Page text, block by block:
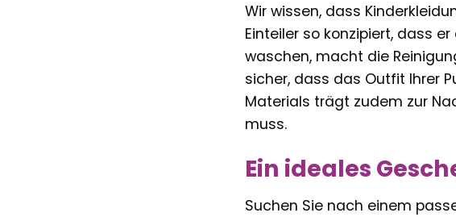
Wir wissen, dass
Einteiler so konzipiert, dass
waschen, macht die
sicher, dass das Outfit Ihrer
Materials trägt zudem zur
muss.
Ein ideales
Suchen Sie nach einem